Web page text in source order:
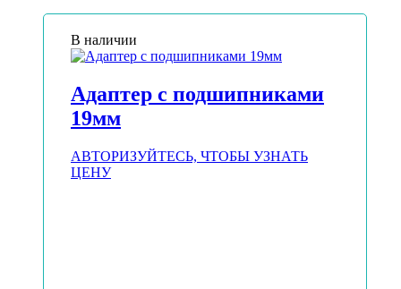
В наличии
Адаптер с подшипниками
19мм
АВТОРИЗУЙТЕСЬ, ЧТОБЫ УЗНАТЬ
ЦЕНУ